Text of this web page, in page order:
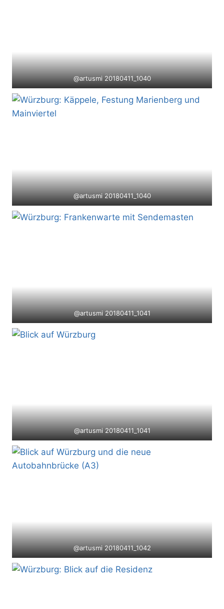
@artusmi 20180411_1040
@artusmi 20180411_1040
@artusmi 20180411_1041
@artusmi 20180411_1041
@artusmi 20180411_1042